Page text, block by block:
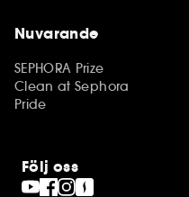
Nuvarande
SEPHORA Prize
Clean at Sephora
Pride
Följ oss